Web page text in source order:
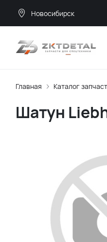
Новосибирск
Главная Каталог
Шатун